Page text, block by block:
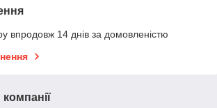
впродовж 14 днів за домовленістю